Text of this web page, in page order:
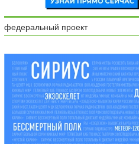
федеральный проект